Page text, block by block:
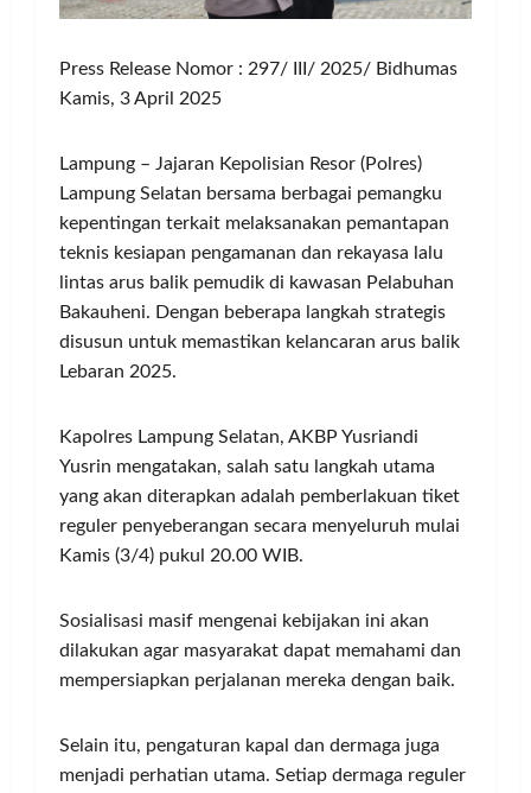
Press Release Nomor : 297/ III/ 2025/ Bidhumas
Kamis, 3 April 2025
Lampung – Jajaran Kepolisian Resor (Polres)
Lampung Selatan bersama berbagai pemangku
kepentingan terkait melaksanakan pemantapan
teknis kesiapan pengamanan dan rekayasa lalu
lintas arus balik pemudik di kawasan Pelabuhan
Bakauheni. Dengan beberapa langkah strategis
disusun untuk memastikan kelancaran arus balik
Lebaran 2025.
Kapolres Lampung Selatan, AKBP Yusriandi
Yusrin mengatakan, salah satu langkah utama
yang akan diterapkan adalah pemberlakuan tiket
reguler penyeberangan secara menyeluruh mulai
Kamis (3/4) pukul 20.00 WIB.
Sosialisasi masif mengenai kebijakan ini akan
dilakukan agar masyarakat dapat memahami dan
mempersiapkan perjalanan mereka dengan baik.
Selain itu, pengaturan kapal dan dermaga juga
menjadi perhatian utama. Setiap dermaga reguler